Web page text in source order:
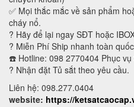
✅ Mọi thắc mắc về sản phẩm
cháy nổ.
? Hãy để lại ngay SĐT hoặc
? Miễn Phí Ship nhanh toàn
☎️ Hotline: 098 2770404 Phục vụ
? Nhận đặt Tủ sắt theo yêu cầu.
Liên hệ: 098.277.0404
website: https://